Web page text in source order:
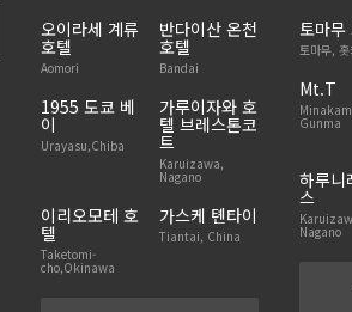
오이라세 계류
호텔
Aomori
반다이산 온천
호텔
Bandai
1955 도쿄 베
이
Urayasu,Chiba
가루이자와 호
텔 브레스톤코
트
Karuizawa,
Nagano
이리오모테 호
텔
Taketomi-
cho,Okinawa
가스케 톈타이
Tiantai, China
토마무
토마무,
Mt.T
Gunma
하루니
스
Nagano